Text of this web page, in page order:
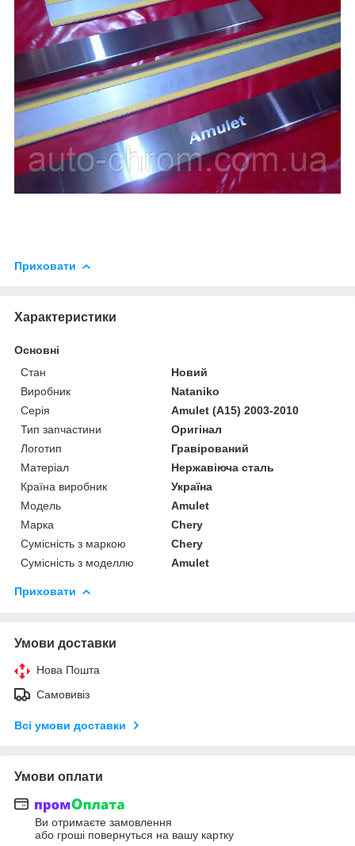
Приховати
Характеристики
Основні
Стан
Новий
Виробник
Nataniko
Серія
Amulet (A15) 2003-2010
Тип запчастини
Оригінал
Логотип
Гравірований
Матеріал
Нержавіюча сталь
Країна виробник
Україна
Модель
Amulet
Марка
Chery
Сумісність з маркою
Chery
Сумісність з моделлю
Amulet
Приховати
Умови доставки
Нова Пошта
Самовивіз
Всі умови доставки
Умови оплати
Ви отримаєте замовлення
або гроші повернуться на вашу картку